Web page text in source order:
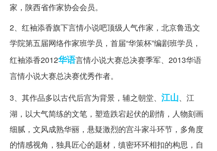
家，陕西省作家协会会员。
2、红袖添香旗下言情小说吧顶级人气作家，北京鲁迅文
学院第五届网络作家班学员，首届“华策杯”编剧班学员，
红袖添香2012华语言情小说大赛总决赛季军、2013华语
言情小说大赛总决赛优秀作者。
3、其作品多以古代后宫为背景，辅之朝堂、 江山、江
湖，以大气简练的文笔，塑造跌宕起伏的剧情，人物刻画
细腻，文风成熟华丽，悬疑激烈的宫斗家斗环节，多角度
的情感视角，独具匠心的题材，缜密环环相扣的构思，自